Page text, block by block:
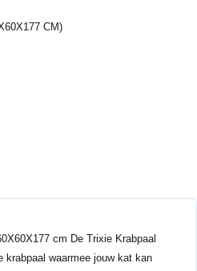
cm De Trixie Krabpaal
krabpaal waarmee jouw kat kan